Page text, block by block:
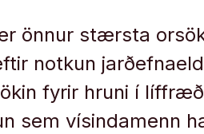
önnur stærsta
notkun
fyrir hruni í
sem vísindamenn